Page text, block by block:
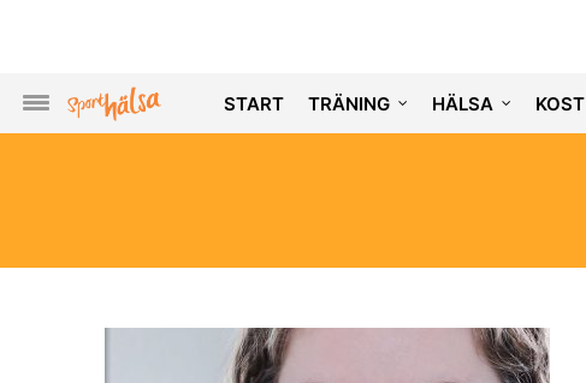
START TRÄNING HÄLSA KOST